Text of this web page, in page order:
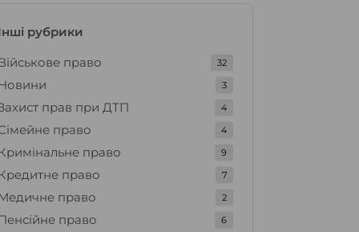
рубрики
право
32
3
прав при ДТП 4
право 4
право 9
право 7
право 2
право 6